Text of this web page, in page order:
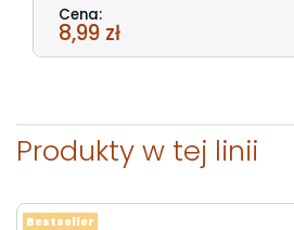
Cena:
8,99 zł
Produkty w tej linii
Bestseller